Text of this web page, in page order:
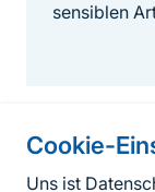
Cookie-
Uns ist
sensiblen